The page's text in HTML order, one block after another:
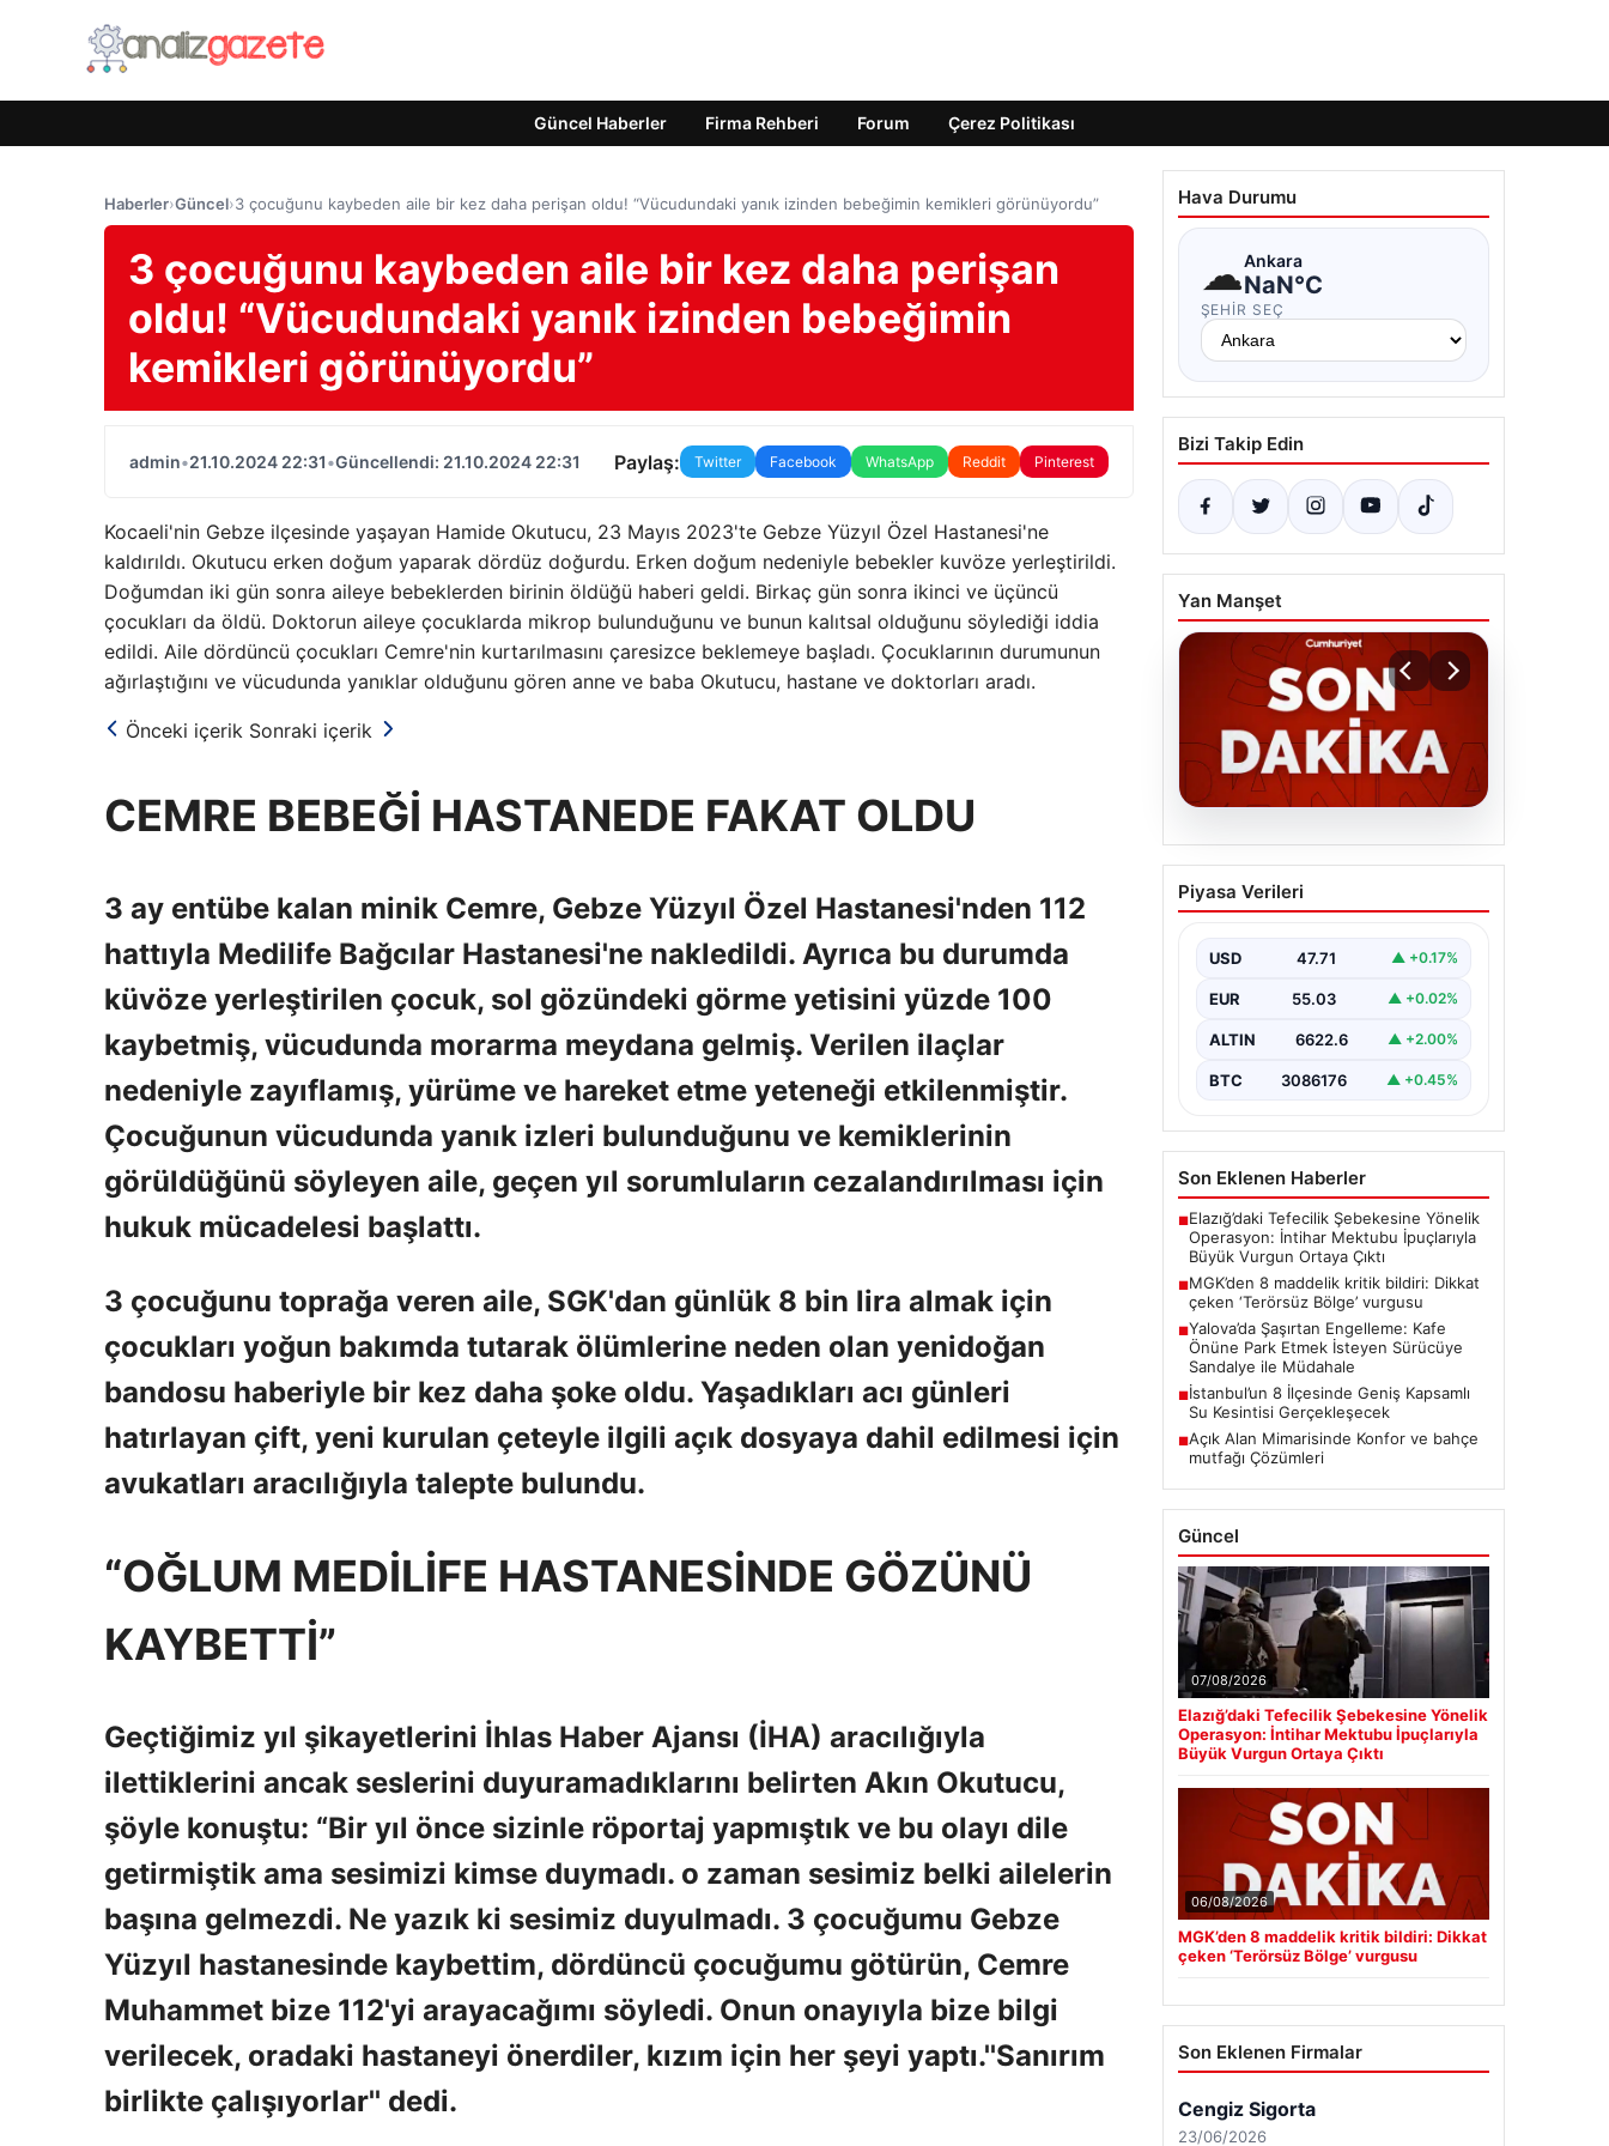
Güncel Haberler Firma Rehberi Forum Çerez Politikası
Haberler›Güncel›3 çocuğunu kaybeden aile bir kez daha perişan oldu! “Vücudundaki yanık izinden bebeğimin kemikleri görünüyordu”
3 çocuğunu kaybeden aile bir kez daha perişan
oldu! “Vücudundaki yanık izinden bebeğimin
kemikleri görünüyordu”
admin•21.10.2024 22:31•Güncellendi: 21.10.2024 22:31 Paylaş: Twitter Facebook WhatsApp Reddit Pinterest
Kocaeli'nin Gebze ilçesinde yaşayan Hamide Okutucu, 23 Mayıs 2023'te Gebze Yüzyıl Özel Hastanesi'ne
kaldırıldı. Okutucu erken doğum yaparak dördüz doğurdu. Erken doğum nedeniyle bebekler kuvöze yerleştirildi.
Doğumdan iki gün sonra aileye bebeklerden birinin öldüğü haberi geldi. Birkaç gün sonra ikinci ve üçüncü
çocukları da öldü. Doktorun aileye çocuklarda mikrop bulunduğunu ve bunun kalıtsal olduğunu söylediği iddia
edildi. Aile dördüncü çocukları Cemre'nin kurtarılmasını çaresizce beklemeye başladı. Çocuklarının durumunun
ağırlaştığını ve vücudunda yanıklar olduğunu gören anne ve baba Okutucu, hastane ve doktorları aradı.
Önceki içerik Sonraki içerik
CEMRE BEBEĞİ HASTANEDE FAKAT OLDU
3 ay entübe kalan minik Cemre, Gebze Yüzyıl Özel Hastanesi'nden 112
hattıyla Medilife Bağcılar Hastanesi'ne nakledildi. Ayrıca bu durumda
küvöze yerleştirilen çocuk, sol gözündeki görme yetisini yüzde 100
kaybetmiş, vücudunda morarma meydana gelmiş. Verilen ilaçlar
nedeniyle zayıflamış, yürüme ve hareket etme yeteneği etkilenmiştir.
Çocuğunun vücudunda yanık izleri bulunduğunu ve kemiklerinin
görüldüğünü söyleyen aile, geçen yıl sorumluların cezalandırılması için
hukuk mücadelesi başlattı.
3 çocuğunu toprağa veren aile, SGK'dan günlük 8 bin lira almak için
çocukları yoğun bakımda tutarak ölümlerine neden olan yenidoğan
bandosu haberiyle bir kez daha şoke oldu. Yaşadıkları acı günleri
hatırlayan çift, yeni kurulan çeteyle ilgili açık dosyaya dahil edilmesi için
avukatları aracılığıyla talepte bulundu.
“OĞLUM MEDİLİFE HASTANESİNDE GÖZÜNÜ
KAYBETTİ”
Geçtiğimiz yıl şikayetlerini İhlas Haber Ajansı (İHA) aracılığıyla
ilettiklerini ancak seslerini duyuramadıklarını belirten Akın Okutucu,
şöyle konuştu: “Bir yıl önce sizinle röportaj yapmıştık ve bu olayı dile
getirmiştik ama sesimizi kimse duymadı. o zaman sesimiz belki ailelerin
başına gelmezdi. Ne yazık ki sesimiz duyulmadı. 3 çocuğumu Gebze
Yüzyıl hastanesinde kaybettim, dördüncü çocuğumu götürün, Cemre
Muhammet bize 112'yi arayacağımı söyledi. Onun onayıyla bize bilgi
verilecek, oradaki hastaneyi önerdiler, kızım için her şeyi yaptı.''Sanırım
birlikte çalışıyorlar'' dedi.
Hava Durumu
☁Ankara
NaN°C
ŞEHIR SEÇ
Bizi Takip Edin
Yan Manşet
MGK’den 8 maddelik
kritik bildiri: Dikkat
vurgusu
Piyasa Verileri
USD 47.71 ▲ +0.17%
EUR 55.03 ▲ +0.02%
ALTIN 6622.6 ▲ +2.00%
BTC 3086176 ▲ +0.45%
Son Eklenen Haberler
■Elazığ’daki Tefecilik Şebekesine Yönelik
Operasyon: İntihar Mektubu İpuçlarıyla
Büyük Vurgun Ortaya Çıktı
■MGK’den 8 maddelik kritik bildiri: Dikkat
çeken ‘Terörsüz Bölge’ vurgusu
■Yalova’da Şaşırtan Engelleme: Kafe
Önüne Park Etmek İsteyen Sürücüye
Sandalye ile Müdahale
■İstanbul’un 8 İlçesinde Geniş Kapsamlı
Su Kesintisi Gerçekleşecek
■Açık Alan Mimarisinde Konfor ve bahçe
mutfağı Çözümleri
Güncel
07/08/2026
Elazığ’daki Tefecilik Şebekesine Yönelik
Operasyon: İntihar Mektubu İpuçlarıyla
Büyük Vurgun Ortaya Çıktı
06/08/2026
MGK’den 8 maddelik kritik bildiri: Dikkat
çeken ‘Terörsüz Bölge’ vurgusu
Son Eklenen Firmalar